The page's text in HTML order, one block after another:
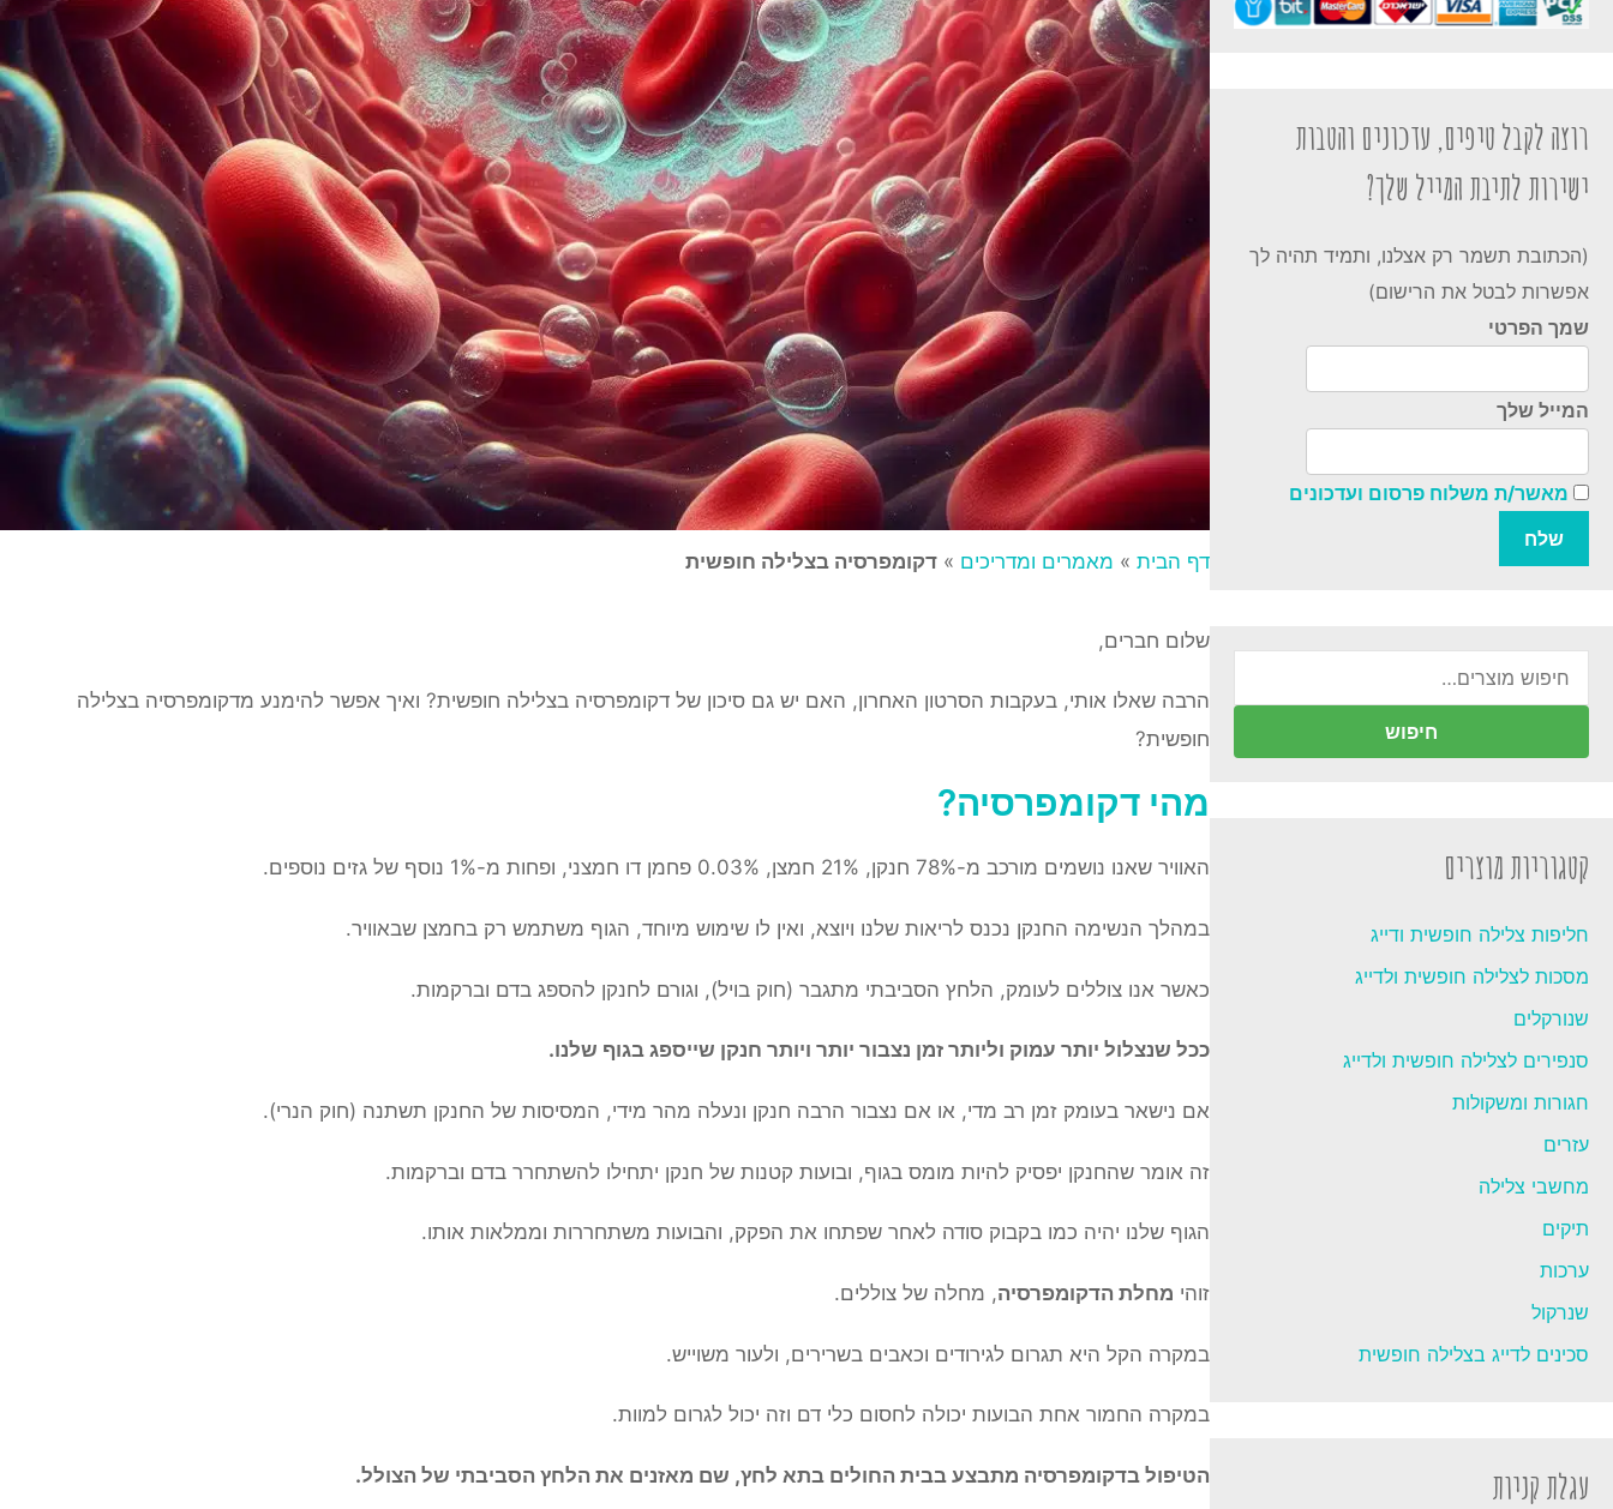
דף הבית » מאמרים ומדריכים » דקומפרסיה בצלילה חופשית
שלום חברים,
הרבה שאלו אותי, בעקבות הסרטון האחרון, האם יש גם סיכון של דקומפרסיה בצלילה חופשית? ואיך אפשר להימנע מדקומפרסיה בצלילה
חופשית?
מהי דקומפרסיה?
האוויר שאנו נושמים מורכב מ-78% חנקן, 21% חמצן, 0.03% פחמן דו חמצני, ופחות מ-1% נוסף של גזים נוספים.
במהלך הנשימה החנקן נכנס לריאות שלנו ויוצא, ואין לו שימוש מיוחד, הגוף משתמש רק בחמצן שבאוויר.
כאשר אנו צוללים לעומק, הלחץ הסביבתי מתגבר (חוק בויל), וגורם לחנקן להספג בדם וברקמות.
ככל שנצלול יותר עמוק וליותר זמן נצבור יותר ויותר חנקן שייספג בגוף שלנו.
אם נישאר בעומק זמן רב מדי, או אם נצבור הרבה חנקן ונעלה מהר מידי, המסיסות של החנקן תשתנה (חוק הנרי).
זה אומר שהחנקן יפסיק להיות מומס בגוף, ובועות קטנות של חנקן יתחילו להשתחרר בדם וברקמות.
הגוף שלנו יהיה כמו בקבוק סודה לאחר שפתחו את הפקק, והבועות משתחררות וממלאות אותו.
זוהי מחלת הדקומפרסיה, מחלה של צוללים.
במקרה הקל היא תגרום לגירודים וכאבים בשרירים, ולעור משוייש.
במקרה החמור אחת הבועות יכולה לחסום כלי דם וזה יכול לגרום למוות.
הטיפול בדקומפרסיה מתבצע בבית החולים בתא לחץ, שם מאזנים את הלחץ הסביבתי של הצולל.
רוצה לקבל טיפים, עדכונים והטבות
ישירות לתיבת המייל שלך?
(הכתובת תשמר רק אצלנו, ותמיד תהיה לך
אפשרות לבטל את הרישום)
שמך הפרטי
המייל שלך
מאשר/ת משלוח פרסום ועדכונים
עבור:
חיפוש
קטגוריות מוצרים
חליפות צלילה חופשית ודייג
מסכות לצלילה חופשית ולדייג
שנורקלים
סנפירים לצלילה חופשית ולדייג
חגורות ומשקולות
עזרים
מחשבי צלילה
תיקים
ערכות
שנרקול
סכינים לדייג בצלילה חופשית
עגלת קניות